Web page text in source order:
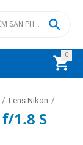
0


/ Lens Nikon /
1.8 S